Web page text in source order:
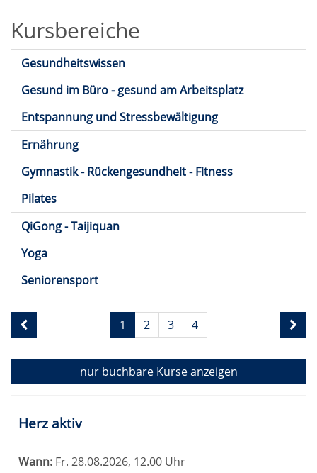
Kursbereiche
Gesundheitswissen
Gesund im Büro - gesund am Arbeitsplatz
Entspannung und Stressbewältigung
Ernährung
Gymnastik - Rückengesundheit - Fitness
Pilates
QiGong - Taijiquan
Yoga
Seniorensport
Seite
1
1 2 3 4
nur buchbareKurse anzeigen
Tabellenüberschriften
können
werden.
Herz aktiv
Wann: Fr. 28.08.2026, 12.00 Uhr